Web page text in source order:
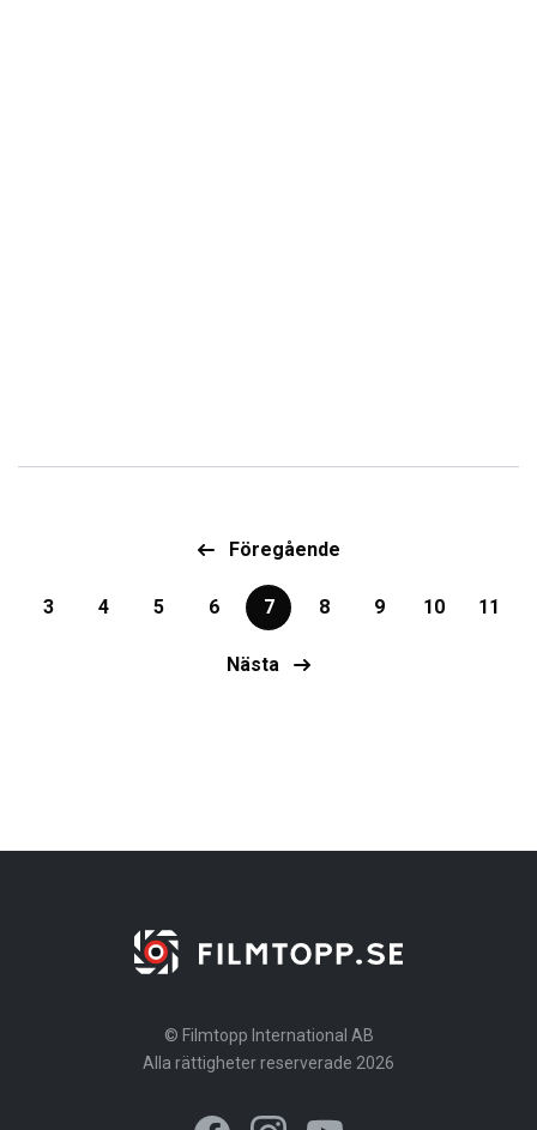
Föregående
3 4 5 6 7 8 9 10 11
Nästa
© Filmtopp International AB
Alla rättigheter reserverade 2026